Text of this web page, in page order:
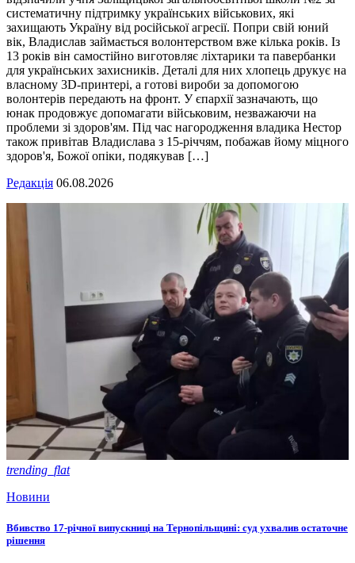
систематичну підтримку українських військових, які
захищають Україну від російської агресії. Попри свій юний
вік, Владислав займається волонтерством вже кілька років. Із
13 років він самостійно виготовляє ліхтарики та павербанки
для українських захисників. Деталі для них хлопець друкує на
власному 3D-принтері, а готові вироби за допомогою
волонтерів передають на фронт. У єпархії зазначають, що
юнак продовжує допомагати військовим, незважаючи на
проблеми зі здоров'ям. Під час нагородження владика Нестор
також привітав Владислава з 15-річчям, побажав йому міцного
здоров'я, Божої опіки, подякував […]
Редакція 06.08.2026
trending_flat
Новини
Вбивство 17-річної випускниці на Тернопільщині: суд ухвалив остаточне
рішення